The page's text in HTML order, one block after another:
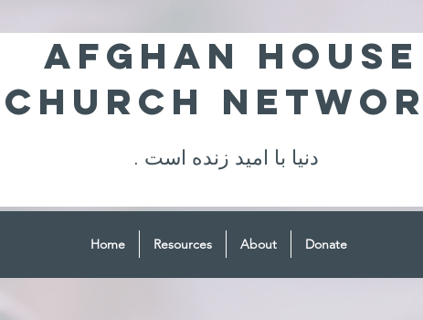
Afghan House
Church
. دنیا با امید زنده است
Home Resources About Donate